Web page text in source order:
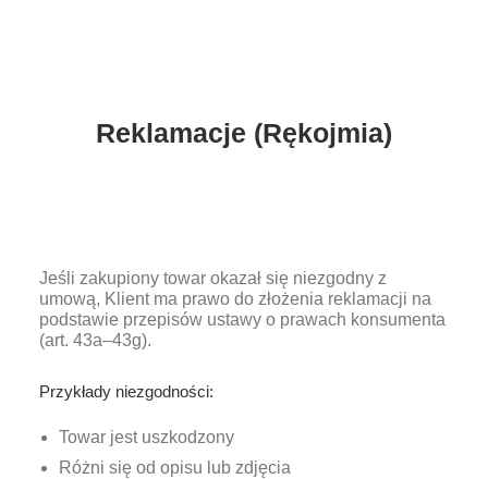
Reklamacje (Rękojmia)
Jeśli zakupiony towar okazał się niezgodny z
umową, Klient ma prawo do złożenia reklamacji na
podstawie przepisów ustawy o prawach konsumenta
(art. 43a–43g).
Przykłady niezgodności:
Towar jest uszkodzony
Różni się od opisu lub zdjęcia